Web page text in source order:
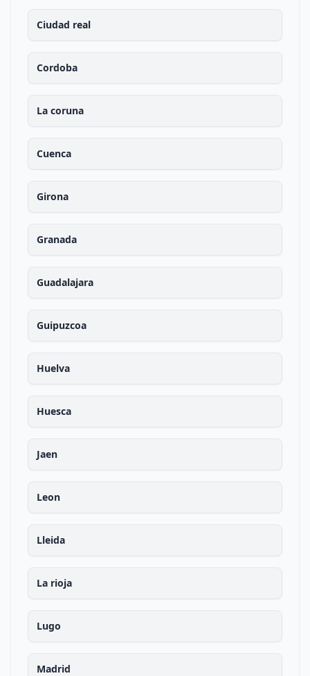
Ciudad real
Cordoba
La coruna
Cuenca
Girona
Granada
Guadalajara
Guipuzcoa
Huelva
Huesca
Jaen
Leon
Lleida
La rioja
Lugo
Madrid